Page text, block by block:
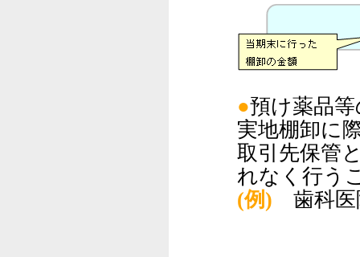
●預け薬品
実地棚卸に
取引先保管
れなく行う
(例)
歯科